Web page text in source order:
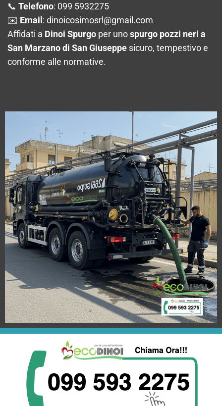
📞 Telefono: 099 5932275
✉️ Email : dinoicosimosrl@gmail.com
Affidati a Dinoi Spurgo per unospurgo pozzi neri a
San Marzano di San Giuseppe sicuro, tempestivo e
conforme alle normative.